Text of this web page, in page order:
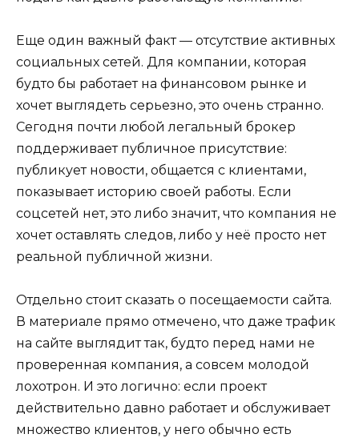
Еще один важный факт — отсутствие активных
социальных сетей. Для компании, которая
будто бы работает на финансовом рынке и
хочет выглядеть серьезно, это очень странно.
Сегодня почти любой легальный брокер
поддерживает публичное присутствие:
публикует новости, общается с клиентами,
показывает историю своей работы. Если
соцсетей нет, это либо значит, что компания не
хочет оставлять следов, либо у неё просто нет
реальной публичной жизни.
Отдельно стоит сказать о посещаемости сайта.
В материале прямо отмечено, что даже трафик
на сайте выглядит так, будто перед нами не
проверенная компания, а совсем молодой
лохотрон. И это логично: если проект
действительно давно работает и обслуживает
множество клиентов, у него обычно есть